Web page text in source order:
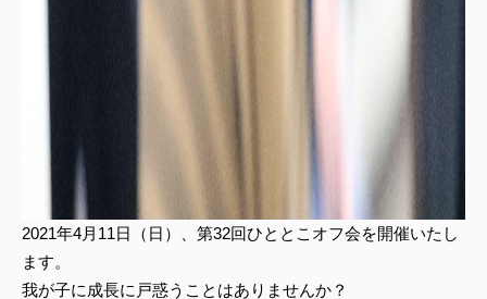
2021年4月11日（日）、第32回ひととこオフ会を開催いたし
ます。
我が子に成長に戸惑うことはありませんか？